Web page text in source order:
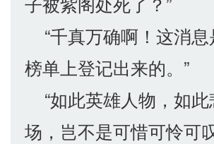
“千真万确啊！这消息
榜单上登记出来的。”
“如此英雄人物，如此
场，岂不是可惜可怜可